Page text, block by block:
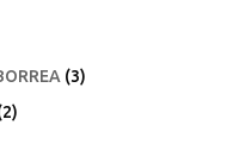
(3)